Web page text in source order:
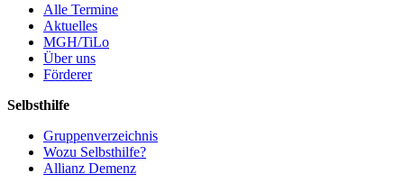
Alle Termine
Aktuelles
MGH/TiLo
Über uns
Förderer
Selbsthilfe
Gruppenverzeichnis
Wozu Selbsthilfe?
Allianz Demenz